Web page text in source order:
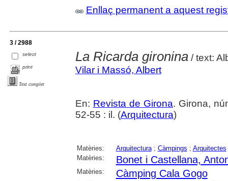
Enllaç permanent a aquest
3 / 2988
select
print
Text complet
La Ricarda gironina/ text:
Vilar i Massó, Albert
En: Revista de Girona. Girona,
52-55 : il. (Arquitectura)
Matèries: Arquitectura; Càmpings ; Arquitectes
Matèries:
Bonet i Castellana,
Matèries: Càmping Cala Gogo